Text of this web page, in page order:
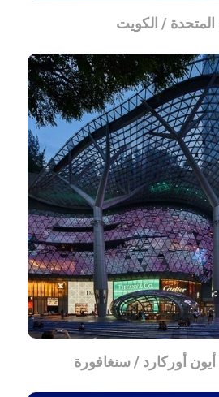
المتحدة / الكويت
أوركارد / سنغافورة